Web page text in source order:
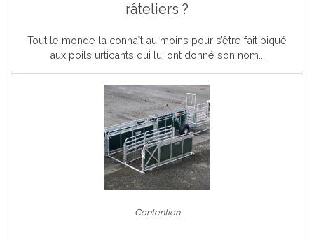
râteliers ?
Tout le monde la connaît au moins pour s’être fait piqué
aux poils urticants qui lui ont donné son nom...
Contention